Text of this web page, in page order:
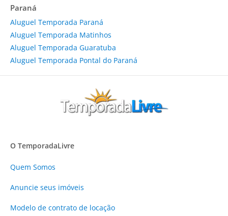
Paraná
Aluguel Temporada Paraná
Aluguel Temporada Matinhos
Aluguel Temporada Guaratuba
Aluguel Temporada Pontal do Paraná
O TemporadaLivre
Quem Somos
Anuncie seus imóveis
Modelo de contrato de locação